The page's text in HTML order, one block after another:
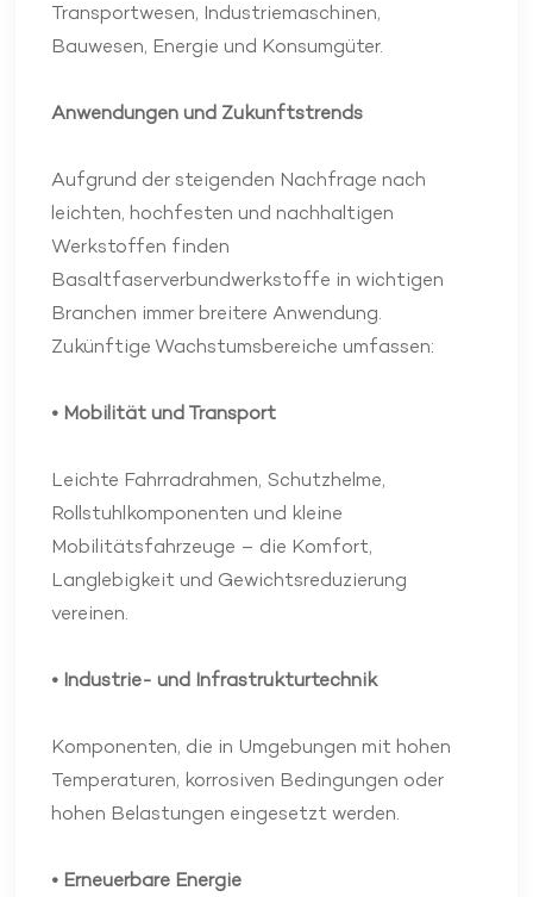
Transportwesen, Industriemaschinen,
Bauwesen, Energie und Konsumgüter.
Anwendungen und Zukunftstrends
Aufgrund der steigenden Nachfrage nach
leichten, hochfesten und nachhaltigen
Werkstoffen finden
Basaltfaserverbundwerkstoffe in wichtigen
Branchen immer breitere Anwendung.
Zukünftige Wachstumsbereiche umfassen:
• Mobilität und Transport
Leichte Fahrradrahmen, Schutzhelme,
Rollstuhlkomponenten und kleine
Mobilitätsfahrzeuge – die Komfort,
Langlebigkeit und Gewichtsreduzierung
vereinen.
• Industrie- und Infrastrukturtechnik
Komponenten, die in Umgebungen mit hohen
Temperaturen, korrosiven Bedingungen oder
hohen Belastungen eingesetzt werden.
• Erneuerbare Energie